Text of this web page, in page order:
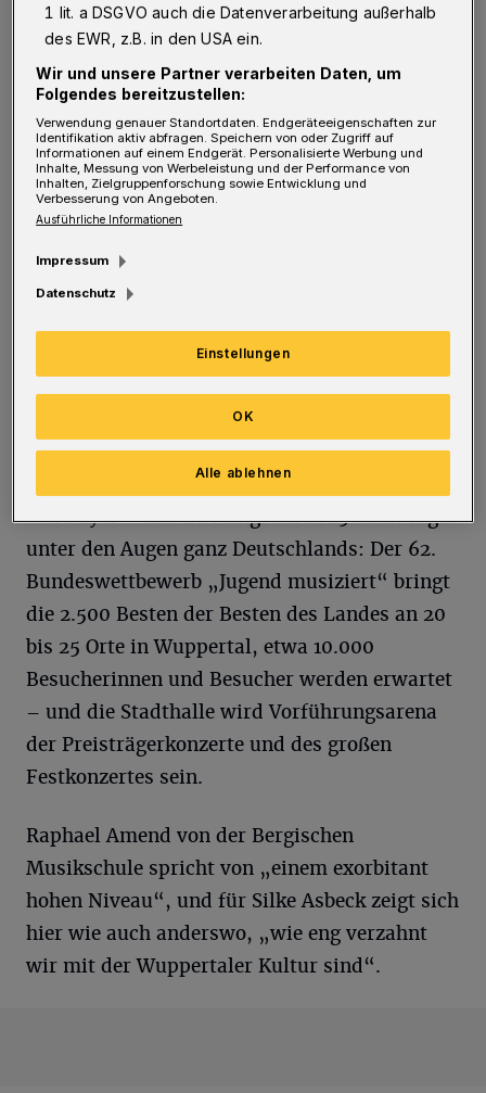
stadtbildprägende Gebäude – und 30
Jahre ist es her, dass es nach der großen
Sanierung wiedereröffnet wurde.
Was jetzt alles geboten wird auf dem
Johannisberg, umfasste eine über einstündige
Darstellung durch Stadthallen-Chefin Silke
Asbeck sowie ihre Mitstreiterinnen und
Mitstreiter. Klassische Musik ist es (natürlich)
Sinfonieorchester, dem Pianisten Igor
einem überarbeiteten Steinway aus den 80er
Jahren, mit den „Orgel-Akzenten“, dem
„Klavierfestival Ruhr“, dem „stARTfestival“
von Bayer – und zu Pfingsten 2025 dann sogar
unter den Augen ganz Deutschlands: Der 62.
Bundeswettbewerb „Jugend musiziert“ bringt
die 2.500 Besten der Besten des Landes an 20
bis 25 Orte in Wuppertal, etwa 10.000
Besucherinnen und Besucher werden erwartet
– und die Stadthalle wird Vorführungsarena
der Preisträgerkonzerte und des großen
Festkonzertes sein.
Raphael Amend von der Bergischen
Musikschule spricht von „einem exorbitant
hohen Niveau“, und für Silke Asbeck zeigt sich
hier wie auch anderswo, „wie eng verzahnt
wir mit der Wuppertaler Kultur sind“.
1 lit. a DSGVO auch die Datenverarbeitung außerhalb
des EWR, z.B. in den USA ein.
Wir und unsere Partner verarbeiten Daten, um
Folgendes bereitzustellen:
Verwendung genauer Standortdaten. Endgeräteeigenschaften zur
Identifikation aktiv abfragen. Speichern von oder Zugriff auf
Informationen auf einem Endgerät. Personalisierte Werbung und
Inhalte, Messung von Werbeleistung und der Performance von
Inhalten, Zielgruppenforschung sowie Entwicklung und
Verbesserung von Angeboten.
Ausführliche Informationen
Impressum
Datenschutz
Einstellungen
Alle ablehnen
OK